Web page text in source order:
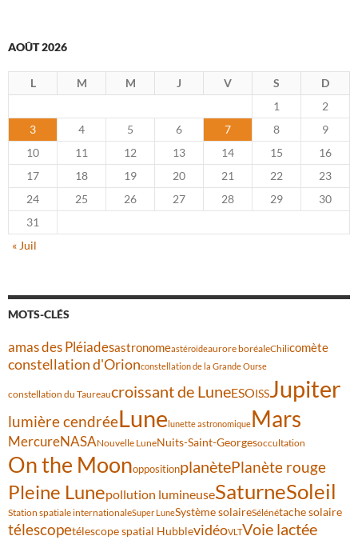
AOÛT 2026
L M M J V S
D
1
2
3
4 5 6 7 8
9
10
11 12 13 14 15
16
17
18 19 20 21 22
23
24
25 26 27 28 29
30
31
« Juil
MOTS-CLÉS
amas des Pléiadesastronomeastéroïdeaurore boréaleChilicomète
constellation d'Orionconstellation de la Grande Ourse
constellation du Taureaucroissant de LuneESOISSJupiter
lumière cendréeLunelunette astronomiqueMars
MercureNASANouvelle LuneNuits-Saint-Georgesoccultation
On the MoonoppositionplanètePlanète rouge
Pleine Lunepollution lumineuseSaturneSoleil
Station spatiale internationaleSuper LuneSystème solaireSélénétache solaire
télescopetélescope spatial HubblevidéoVLTVoie lactée